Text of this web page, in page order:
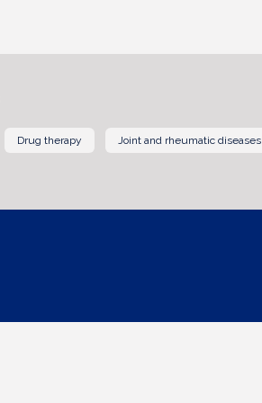
Drug therapy Joint and rheumatic diseases